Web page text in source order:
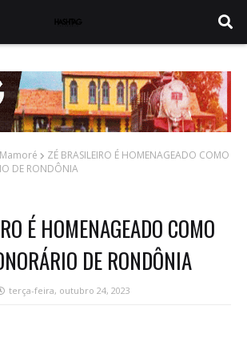
ZÉ BRASILEIRO É HOMENAGEADO COMO
DE RONDÔNIA
É HOMENAGEADO COMO
DE RONDÔNIA
terça-feira, outubro 24, 2023